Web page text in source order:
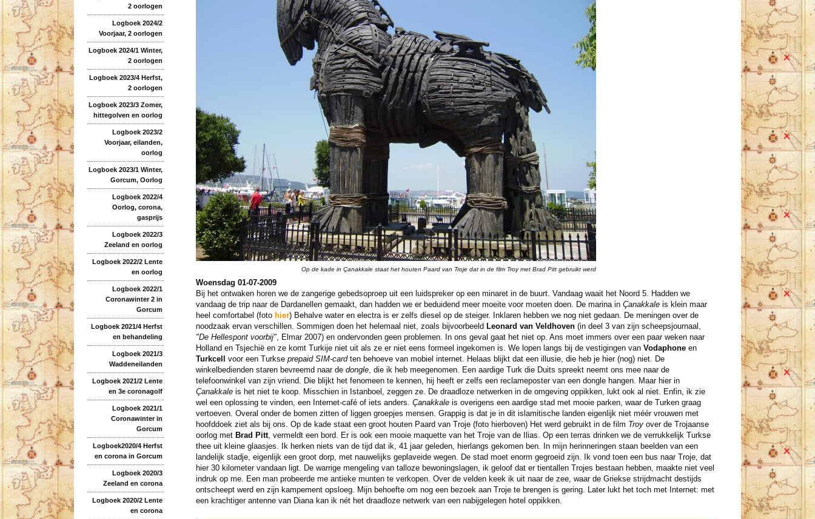
2 oorlogen
Logboek 2024/2
Voorjaar, 2 oorlogen
Logboek 2024/1 Winter,
2 oorlogen
Logboek 2023/4 Herfst,
2 oorlogen
Logboek 2023/3 Zomer,
hittegolven en oorlog
Logboek 2023/2
Voorjaar, eilanden,
oorlog
Logboek 2023/1 Winter,
Gorcum, Oorlog
Logboek 2022/4
Oorlog, corona,
gasprijs
Logboek 2022/3
Zeeland en oorlog
Logboek 2022/2 Lente
en oorlog
Logboek 2022/1
Coronawinter 2 in
Gorcum
Logboek 2021/4 Herfst
en behandeling
Logboek 2021/3
Waddeneilanden
Logboek 2021/2 Lente
en 3e coronagolf
Logboek 2021/1
Coronawinter in
Gorcum
Logboek2020/4 Herfst
en corona in Gorcum
Logboek 2020/3
Zeeland en corona
Logboek 2020/2 Lente
en corona
Op de kade in Çanakkale staat het houten Paard van Troje dat in de film Troy met Brad Pitt gebruikt werd
Woensdag 01-07-2009
Bij het ontwaken horen we de zangerige gebedsoproep uit een luidspreker op een minaret in de buurt. Vandaag waait het Noord 5. Hadden we
vandaag de trip naar de Dardanellen gemaakt, dan hadden we er beduidend meer moeite voor moeten doen. De marina in Çanakkaleis klein maar
heel comfortabel (foto hier) Behalve water en electra is er zelfs diesel op de steiger. Inklaren hebben we nog niet gedaan. De meningen over de
noodzaak ervan verschillen. Sommigen doen het helemaal niet, zoals bijvoorbeeld Leonard van Veldhoven(in deel 3 van zijn scheepsjournaal,
"De Hellespont voorbij", Elmar 2007) en ondervonden geen problemen. In ons geval gaat het niet op. Ans moet immers over een paar weken naar
Holland en Tsjechië en ze komt Turkije niet uit als ze er niet eens formeel ingekomen is. We lopen langs bij de vestigingen van Vodaphoneen
Turkcell voor een Turkse prepaid SIM-cardten behoeve van mobiel internet. Helaas blijkt dat een illusie, die heb je hier (nog) niet. De
winkelbedienden staren bevreemd naar de dongle, die ik heb meegenomen. Een aardige Turk die Duits spreekt neemt ons mee naar de
telefoonwinkel van zijn vriend. Die blijkt het fenomeen te kennen, hij heeft er zelfs een reclameposter van een dongle hangen. Maar hier in
Çanakkale is het niet te koop. Misschien in Istanboel, zeggen ze. De draadloze netwerken in de omgeving oppikken, lukt ook al niet. Enfin, ik zie
wel een oplossing te vinden, een Internet-café of iets anders. Çanakkaleis overigens een aardige stad met mooie parken, waar de Turken graag
vertoeven. Overal onder de bomen zitten of liggen groepjes mensen. Grappig is dat je in dit islamitische landen eigenlijk niet méér vrouwen met
hoofddoek ziet als bij ons. Op de kade staat een groot houten Paard van Troje (foto hierboven) Het werd gebruikt in de film Troyover de Trojaanse
oorlog met Brad Pitt, vermeldt een bord. Er is ook een mooie maquette van het Troje van de Ilias. Op een terras drinken we de verrukkelijk Turkse
thee uit kleine glaasjes. Ik herken niets van de tijd dat ik, 41 jaar geleden, hierlangs gekomen ben. In mijn herinneringen staan beelden van een
landelijk stadje, eigenlijk een groot dorp, met nauwelijks geplaveide wegen. De stad moet enorm gegroeid zijn. Ik vond toen een bus naar Troje, dat
hier 30 kilometer vandaan ligt. De warrige mengeling van talloze bewoningslagen, ik geloof dat er tientallen Trojes bestaan hebben, maakte niet veel
indruk op me. Een man probeerde me antieke munten te verkopen. Over de velden keek ik uit naar de zee, waar de Griekse strijdmacht destijds
ontscheept werd en zijn kampement opsloeg. Mijn behoefte om nog een bezoek aan Troje te brengen is gering. Later lukt het toch met Internet: met
een krachtiger antenne van Diana kan ik nét het draadloze netwerk van een nabijgelegen hotel oppikken.